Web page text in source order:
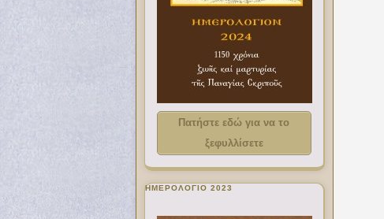
Πατήστε εδώ για να το
ξεφυλλίσετε
ΗΜΕΡΟΛΟΓΙΟ 2023